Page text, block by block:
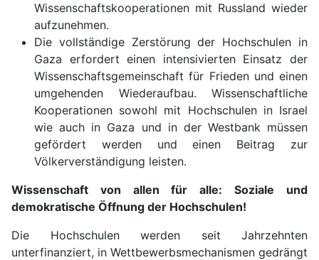
Wissenschaftskooperationen mit Russland wieder
aufzunehmen.
Die vollständige Zerstörung der Hochschulen in
Gaza erfordert einen intensivierten Einsatz der
Wissenschaftsgemeinschaft für Frieden und einen
umgehenden Wiederaufbau. Wissenschaftliche
Kooperationen sowohl mit Hochschulen in Israel
wie auch in Gaza und in der Westbank müssen
gefördert werden und einen Beitrag zur
Völkerverständigung leisten.
Wissenschaft von allen für alle: Soziale und
demokratische Öffnung der Hochschulen!
Die Hochschulen werden seit Jahrzehnten
unterfinanziert, in Wettbewerbsmechanismen gedrängt